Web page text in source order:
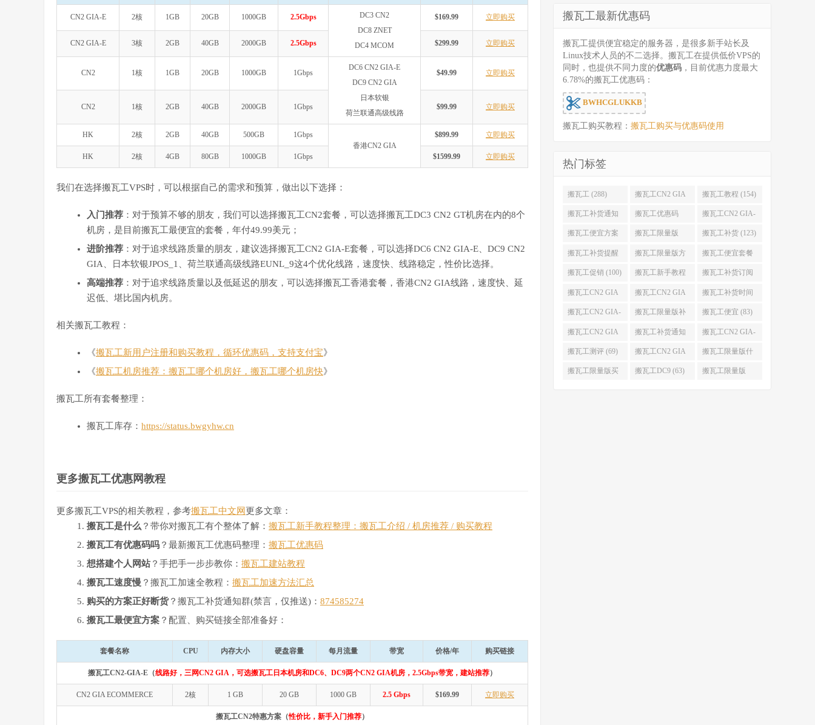
CN2 GIA-E 2核 1GB 20GB 1000GB 2.5Gbps
DC3 CN2
DC8 ZNET
DC4 MCOM
$169.99 立即购买
CN2 GIA-E 3核 2GB 40GB 2000GB 2.5Gbps $299.99 立即购买
CN2 1核 1GB 20GB 1000GB 1Gbps
DC6 CN2 GIA-E
DC9 CN2 GIA
日本软银
荷兰联通高级线路
$49.99 立即购买
CN2 1核 2GB 40GB 2000GB 1Gbps $99.99 立即购买
HK 2核 2GB 40GB 500GB
1Gbps
香港CN2 GIA
$899.99 立即购买
HK 2核 4GB 80GB 1000GB 1Gbps $1599.99 立即购买
我们在选择搬瓦工VPS时，可以根据自己的需求和预算，做出以下选择：
入门推荐 ：对于预算不够的朋友，我们可以选择搬瓦工CN2套餐，可以选择搬瓦工DC3 CN2 GT机房在内的8个
机房，是目前搬瓦工最便宜的套餐，年付49.99美元；
进阶推荐 ：对于追求线路质量的朋友，建议选择搬瓦工CN2 GIA-E套餐，可以选择DC6 CN2 GIA-E、DC9 CN2
GIA、日本软银JPOS_1、荷兰联通高级线路EUNL_9这4个优化线路，速度快、线路稳定，性价比选择。
高端推荐 ：对于追求线路质量以及低延迟的朋友，可以选择搬瓦工香港套餐，香港CN2 GIA线路，速度快、延
迟低、堪比国内机房。
相关搬瓦工教程：
《搬瓦工新用户注册和购买教程，循环优惠码，支持支付宝》
《搬瓦工机房推荐：搬瓦工哪个机房好，搬瓦工哪个机房快》
搬瓦工所有套餐整理：
搬瓦工库存： https://status.bwgyhw.cn
更多搬瓦工优惠网教程
更多搬瓦工VPS的相关教程，参考搬瓦工中文网 更多文章：
搬瓦工是什么 ？带你对搬瓦工有个整体了解： 搬瓦工新手教程整理：搬瓦工介绍 / 机房推荐 / 购买教程
搬瓦工有优惠码吗 ？最新搬瓦工优惠码整理： 搬瓦工优惠码
想搭建个人网站？手把手一步步教你： 搬瓦工建站教程
搬瓦工速度慢 ？搬瓦工加速全教程： 搬瓦工加速方法汇总
购买的方案正好断货？搬瓦工补货通知群(禁言，仅推送)： 874585274
搬瓦工最便宜方案 ？配置、购买链接全部准备好：
套餐名称 CPU 内存大小 硬盘容量 每月流量 带宽 价格/年 购买链接
搬瓦工CN2-GIA-E（线路好，三网CN2 GIA，可选搬瓦工日本机房和DC6、DC9两个CN2 GIA机房，2.5Gbps带宽，建站推荐）
CN2 GIA ECOMMERCE 2核 1 GB 20 GB 1000 GB 2.5 Gbps $169.99 立即购买
搬瓦工CN2特惠方案（性价比，新手入门推荐）
搬瓦工最新优惠码
搬瓦工提供便宜稳定的服务器，是很多新手站长及
Linux技术人员的不二选择。搬瓦工在提供低价VPS的
同时，也提供不同力度的优惠码 ，目前优惠力度最大
6.78%的搬瓦工优惠码：
BWHCGLUKKB
搬瓦工购买教程： 搬瓦工购买与优惠码使用
热门标签
搬瓦工 (288) 搬瓦工CN2 GIA
(176)
搬瓦工教程 (154)
搬瓦工补货通知
(132)
搬瓦工优惠码
(131)
搬瓦工CN2 GIA-
E (130)
搬瓦工便宜方案
(128)
搬瓦工限量版
(126)
搬瓦工补货 (123)
搬瓦工补货提醒
(106)
搬瓦工限量版方
案 (106)
搬瓦工便宜套餐
(103)
搬瓦工促销 (100) 搬瓦工新手教程
(98)
搬瓦工补货订阅
(98)
搬瓦工CN2 GIA
便宜方案 (92)
搬瓦工CN2 GIA
限量版 (90)
搬瓦工补货时间
(89)
搬瓦工CN2 GIA-
E限量版 (84)
搬瓦工限量版补
货 (84)
搬瓦工便宜 (83)
搬瓦工CN2 GIA
优惠 (82)
搬瓦工补货通知
QQ群 (76)
搬瓦工CN2 GIA-
E便宜套餐 (76)
搬瓦工测评 (69) 搬瓦工CN2 GIA
限量版补货 (67)
搬瓦工限量版什
么时候补货 (67)
搬瓦工限量版买 搬瓦工DC9 (63) 搬瓦工限量版